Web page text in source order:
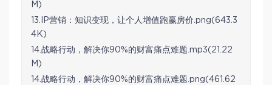
M)
13.IP营销：知识变现，让个人增值跑赢房价.png(643.3
4K)
14.战略行动，解决你90%的财富痛点难题.mp3(21.22
M)
14.战略行动，解决你90%的财富痛点难题.png(461.62